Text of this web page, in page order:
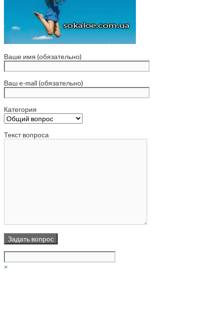
Ваше имя (обязательно)
Ваш e-mail (обязательно)
Категория
Текст вопроса
×